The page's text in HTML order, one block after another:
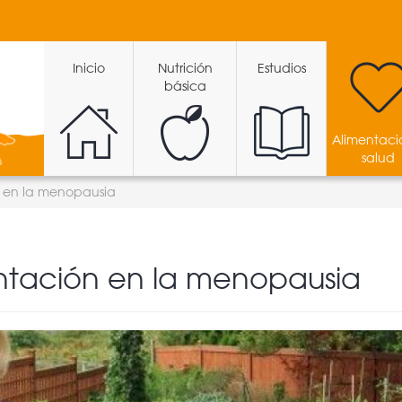
Inicio
Nutrición
básica
Estudios
salud
la menopausia
en la menopausia